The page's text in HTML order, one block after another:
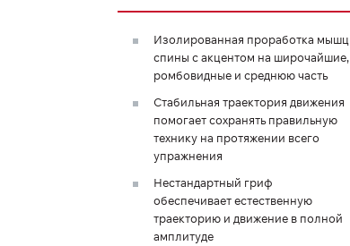
Изолированная проработка мышц
спины с акцентом на широчайшие,
ромбовидные и среднюю часть
Стабильная траектория движения
помогает сохранять правильную
технику на протяжении всего
упражнения
Нестандартный гриф
обеспечивает естественную
траекторию и движение в полной
амплитуде